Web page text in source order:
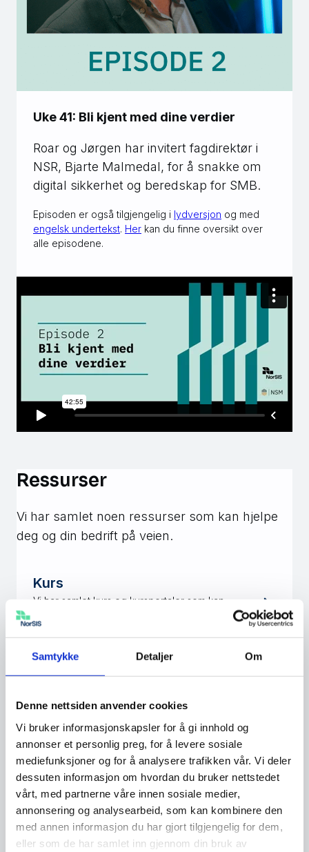
Samtykke Detaljer Om
Denne nettsiden anvender cookies
Vi bruker informasjonskapsler for å gi innhold og
annonser et personlig preg, for å levere sosiale
mediefunksjoner og for å analysere trafikken vår. Vi deler
dessuten informasjon om hvordan du bruker nettstedet
vårt, med partnerne våre innen sosiale medier,
annonsering og analysearbeid, som kan kombinere den
med annen informasjon du har gjort tilgjengelig for dem,
eller som de har samlet inn gjennom din bruk av
Uke 41: Bli kjent med dine verdier
Roar og Jørgen har invitert fagdirektør i
NSR, Bjarte Malmedal, for å snakke om
digital sikkerhet og beredskap for SMB.
Episoden er også tilgjengelig i lydversjon og med
engelsk undertekst. Her kan du finne oversikt over
alle episodene.
Ressurser
Vi har samlet noen ressurser som kan hjelpe
deg og din bedrift på veien.
Kurs
Vi har samlet kurs og kursportaler som kan
NSMs grunnprinsipper for IKT-
sikkerhet
informasjonssystemer mot uautorisert
tilgang, skade eller misbruk.
Øvelse Digital 2025
Øvelse Digital 2025 er en spilløvelse, som
arrangeres av DSB 26.-27. november 2025 i
samarbeid med Nasjonal